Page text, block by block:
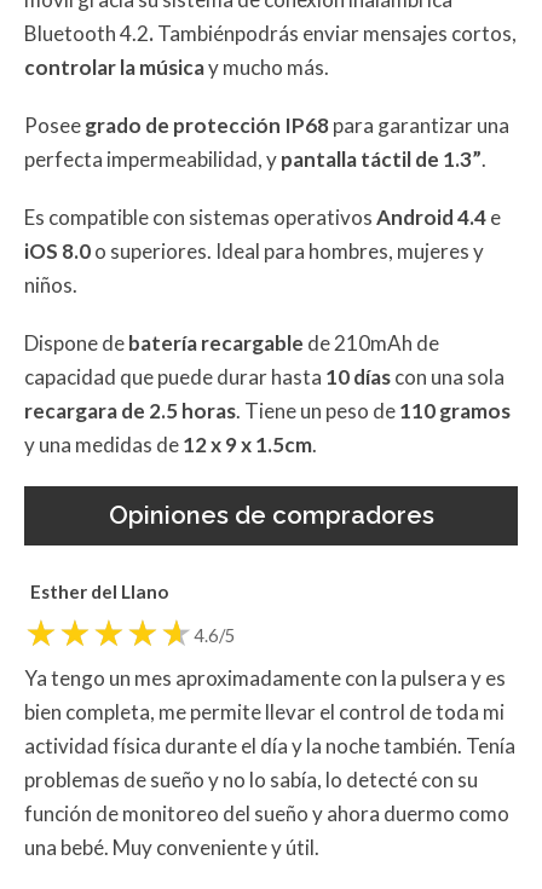
Bluetooth 4.2.Tambiénpodrás enviar mensajes cortos,
controlar la músicay mucho más.
Poseegrado de protección IP68para garantizar una
perfecta impermeabilidad, ypantalla táctil de 1.3”.
Es compatible con sistemas operativosAndroid 4.4e
iOS 8.0o superiores. Ideal para hombres, mujeres y
niños.
Dispone debatería recargable de 210mAh de
capacidad que puede durar hasta 10 díascon una sola
recargara de 2.5horas. Tiene un peso de110 gramos
y una medidas de12 x 9 x 1.5cm.
Opiniones de compradores
Esther del Llano
4.6/5
Ya tengo un mes aproximadamente con la pulsera y es
bien completa, me permite llevar el control de toda mi
actividad física durante el día y la noche también. Tenía
problemas de sueño y no lo sabía, lo detecté con su
función de monitoreo del sueño y ahora duermo como
una bebé. Muy conveniente y útil.